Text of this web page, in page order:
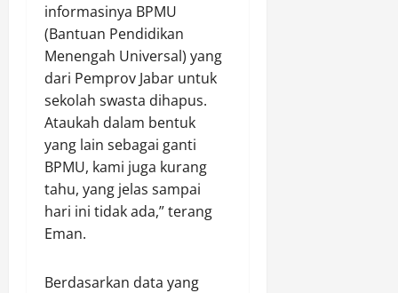
informasinya BPMU
(Bantuan Pendidikan
Menengah Universal) yang
dari Pemprov Jabar untuk
sekolah swasta dihapus.
Ataukah dalam bentuk
yang lain sebagai ganti
BPMU, kami juga kurang
tahu, yang jelas sampai
hari ini tidak ada,” terang
Eman.
Berdasarkan data yang